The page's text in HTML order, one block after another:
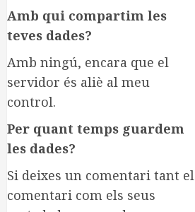
Amb qui compartim les
teves dades?
Amb ningú, encara que el
servidor és aliè al meu
control.
Per quant temps guardem
les dades?
Si deixes un comentari tant el
comentari com els seus